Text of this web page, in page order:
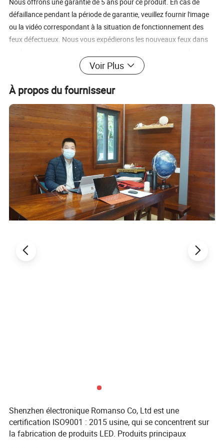
défaillance pendant la période de garantie, veuillez fournir l'image
ou la vidéo correspondant à la situation de fonctionnement des
feux défectueux. Nous vous expédierons les nouveaux feux dans
Voir Plus
À propos du fournisseur
Shenzhen électronique Romanso Co, Ltd est une
certification ISO9001 : 2015 usine, qui se concentrent sur
la fabrication de produits LED. Produits principaux